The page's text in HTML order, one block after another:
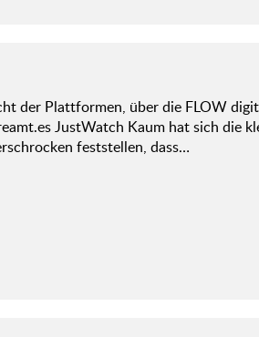
der Plattformen, über die FLOW
JustWatch Kaum hat sich die
feststellen, dass…